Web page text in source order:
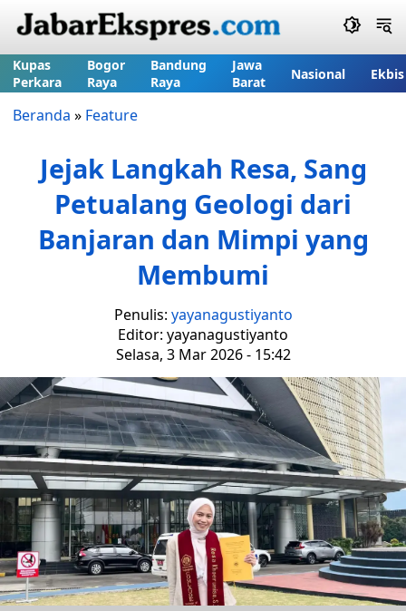
Kupas
Perkara
Bogor
Raya
Bandung
Raya
Jawa
Barat
Nasional Ekbis
Beranda » Feature
Jejak Langkah Resa, Sang
Petualang Geologi dari
Banjaran dan Mimpi yang
Membumi
Penulis: yayanagustiyanto
Editor: yayanagustiyanto
Selasa, 3 Mar 2026 - 15:42